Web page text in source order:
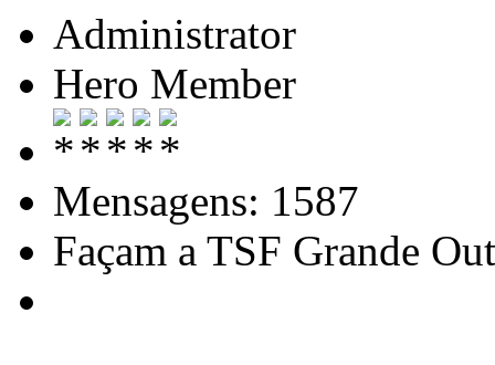
Administrator
Hero Member
Mensagens: 1587
Façam a TSF Grande